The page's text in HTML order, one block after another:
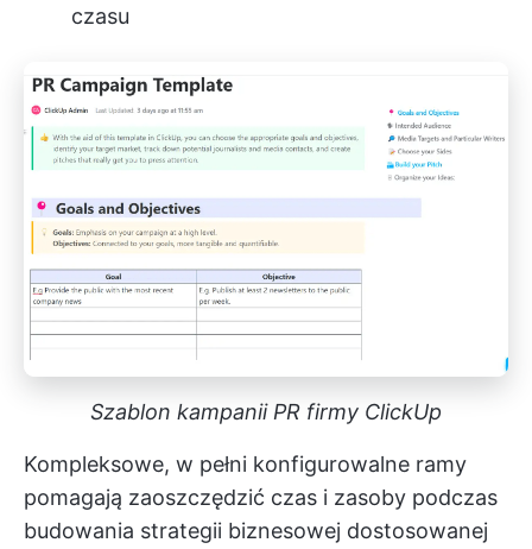
czasu
Szablon kampanii PR firmy ClickUp
Kompleksowe, w pełni konfigurowalne ramy
pomagają zaoszczędzić czas i zasoby podczas
budowania strategii biznesowej dostosowanej